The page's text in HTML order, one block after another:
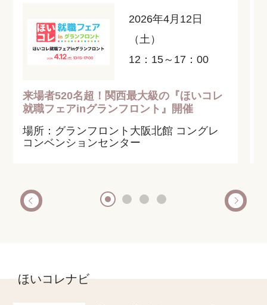
2026年4月12日
（土）
12：15～17：00
来場者520名超！関西最大級の『ほいコレ
就職フェアinグランフロント』開催
場所：グランフロント大阪北館 コングレ
コンベンションセンター
ほいコレナビ